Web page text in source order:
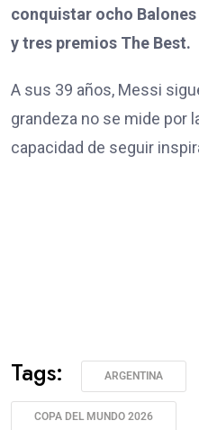
conquistar ocho
y tres premios The Best.
A sus 39 años, Messi
grandeza no se mide por
capacidad de seguir
Tags: ARGENTINA
COPA DEL MUNDO 2026